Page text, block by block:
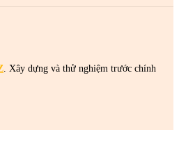
. Xây dựng và thử nghiệm trước chính